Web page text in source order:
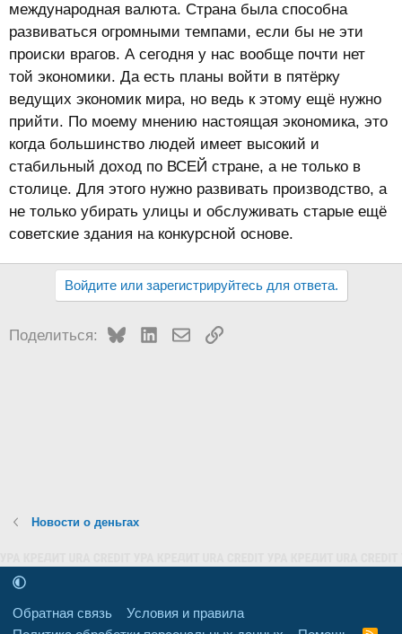
международная валюта. Страна была способна
развиваться огромными темпами, если бы не эти
происки врагов. А сегодня у нас вообще почти нет
той экономики. Да есть планы войти в пятёрку
ведущих экономик мира, но ведь к этому ещё нужно
прийти. По моему мнению настоящая экономика, это
когда большинство людей имеет высокий и
стабильный доход по ВСЕЙ стране, а не только в
столице. Для этого нужно развивать производство, а
не только убирать улицы и обслуживать старые ещё
советские здания на конкурсной основе.
Войдите или зарегистрируйтесь для ответа.
Поделиться: BlueskyLinkedInЭлектронная почта
Ссылка
Новости о деньгах
Обратная связь
Условия и правила